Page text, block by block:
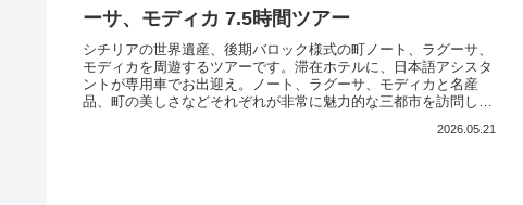
ーサ、モディカ 7.5時間ツアー
シチリアの世界遺産、後期バロック様式の町ノート、ラグーサ、
モディカを周遊するツアーです。滞在ホテルに、日本語アシスタ
ントが専用車でお出迎え。ノート、ラグーサ、モディカと名産
品、町の美しさなどそれぞれが非常に魅力的な三都市を訪問しま
にて、滞在ホテルにお送りいたします。交通の便が悪いシチリア
2026.05.21